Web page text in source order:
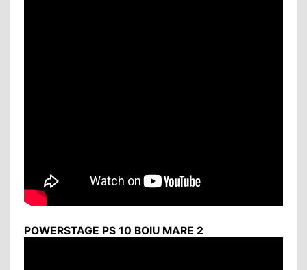
POWERSTAGE PS 10 BOIU MARE 2